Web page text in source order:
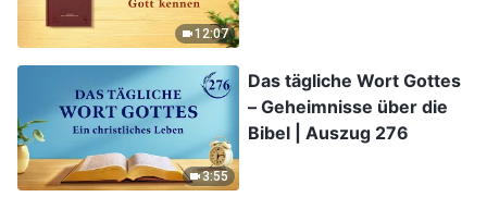
12:07
3:55
Das tägliche Wort Gottes
– Geheimnisse über die
Bibel | Auszug 276